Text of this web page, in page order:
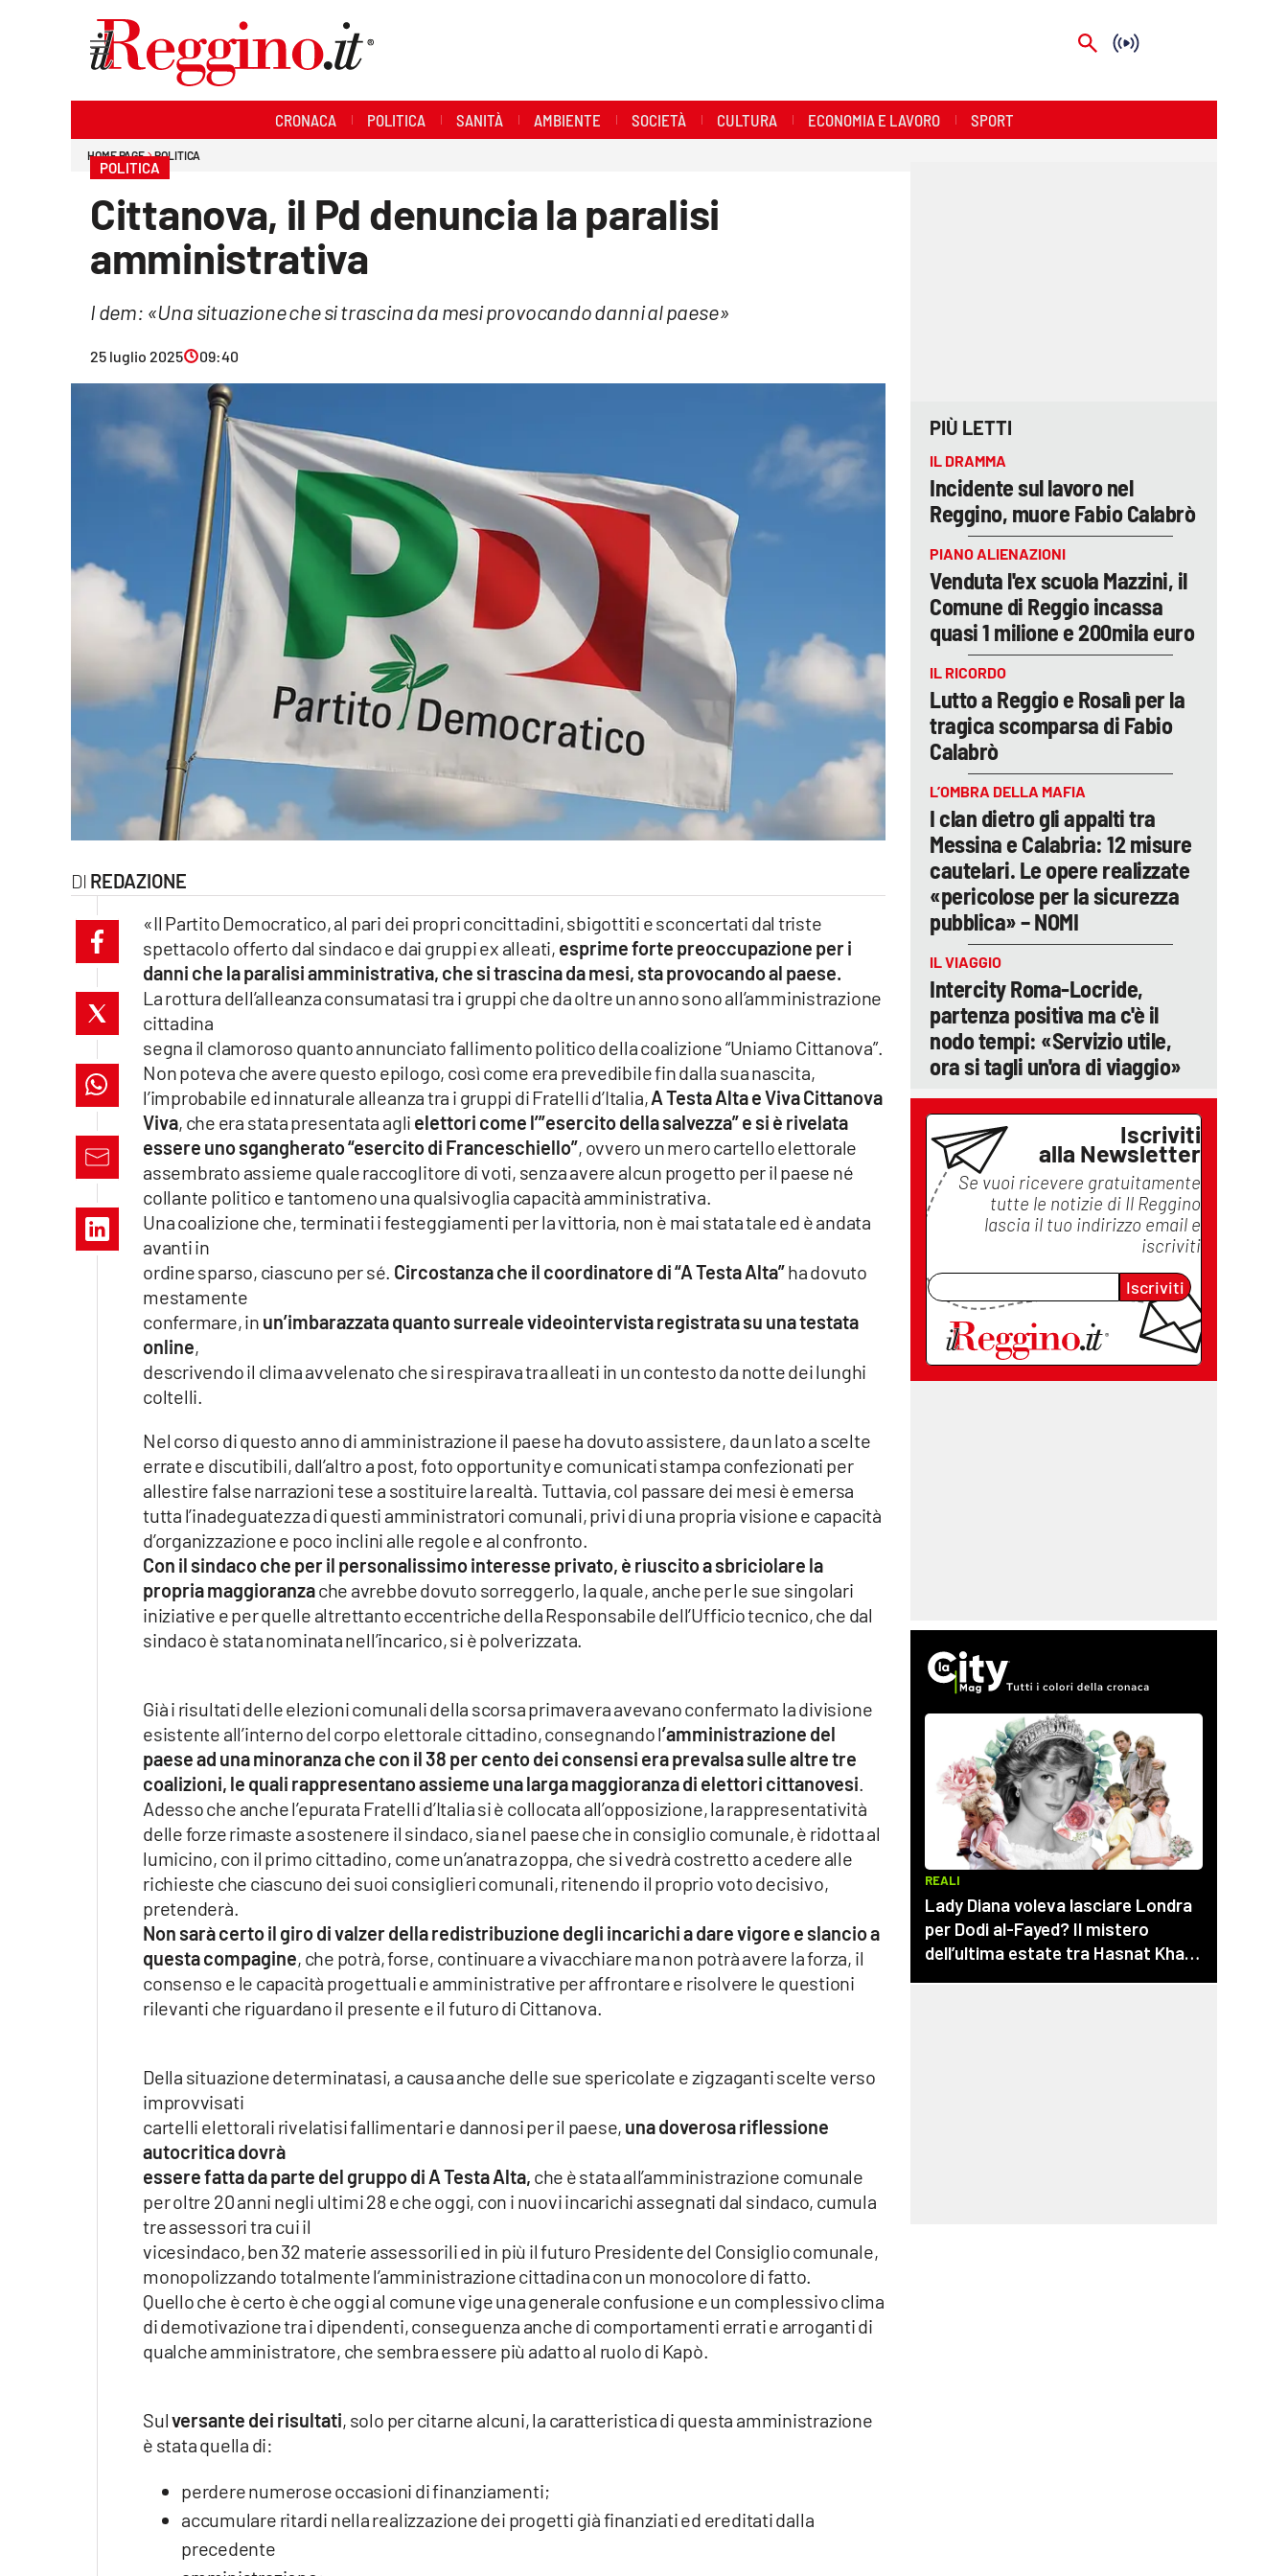
cosenzachannel.it
ilvibonese.it
catanzarochannel.it
lacapitalenews.it
Vai
CRONACA POLITICA SANITÀ AMBIENTE SOCIETÀ CULTURA ECONOMIA E LAVORO SPORT
HOME PAGE POLITICA
POLITICA
Cittanova, il Pd denuncia la paralisi
amministrativa
I dem: «Una situazione che si trascina da mesi provocando danni al paese»
25 luglio 2025 09:40
REDAZIONE
«Il Partito Democratico, al pari dei propri concittadini, sbigottiti e sconcertati dal triste
spettacolo offerto dal sindaco e dai gruppi ex alleati, esprime forte preoccupazione per i
danni che la paralisi amministrativa, che si trascina da mesi, sta provocando al paese.
La rottura dell’alleanza consumatasi tra i gruppi che da oltre un anno sono all’amministrazione
cittadina
segna il clamoroso quanto annunciato fallimento politico della coalizione “Uniamo Cittanova”.
Non poteva che avere questo epilogo, così come era prevedibile fin dalla sua nascita,
l’improbabile ed innaturale alleanza tra i gruppi di Fratelli d’Italia,A Testa Alta e Viva Cittanova
Viva, che era stata presentata agli elettori come l’”esercito della salvezza” e si è rivelata
essere uno sgangherato “esercito di Franceschiello”, ovvero un mero cartello elettorale
assembrato assieme quale raccoglitore di voti, senza avere alcun progetto per il paese né
collante politico e tantomeno una qualsivoglia capacità amministrativa.
Una coalizione che, terminati i festeggiamenti per la vittoria, non è mai stata tale ed è andata
avanti in
ordine sparso, ciascuno per sé. Circostanza che il coordinatore di “A Testa Alta”ha dovuto
mestamente
confermare, in un’imbarazzata quanto surreale videointervista registrata su una testata
online,
descrivendo il clima avvelenato che si respirava tra alleati in un contesto da notte dei lunghi
coltelli.
Nel corso di questo anno di amministrazione il paese ha dovuto assistere, da un lato a scelte
errate e discutibili, dall’altro a post, foto opportunity e comunicati stampa confezionati per
allestire false narrazioni tese a sostituire la realtà. Tuttavia, col passare dei mesi è emersa
tutta l’inadeguatezza di questi amministratori comunali, privi di una propria visione e capacità
d’organizzazione e poco inclini alle regole e al confronto.
Con il sindaco che per il personalissimo interesse privato, è riuscito a sbriciolare la
propria maggioranzache avrebbe dovuto sorreggerlo, la quale, anche per le sue singolari
iniziative e per quelle altrettanto eccentriche della Responsabile dell’Ufficio tecnico, che dal
sindaco è stata nominata nell’incarico, si è polverizzata.
Già i risultati delle elezioni comunali della scorsa primavera avevano confermato la divisione
esistente all’interno del corpo elettorale cittadino, consegnando l’amministrazione del
paese ad una minoranza che con il 38 per cento dei consensi era prevalsa sulle altre tre
coalizioni, le quali rappresentano assieme una larga maggioranza di elettori cittanovesi.
Adesso che anche l’epurata Fratelli d’Italia si è collocata all’opposizione, la rappresentatività
delle forze rimaste a sostenere il sindaco, sia nel paese che in consiglio comunale, è ridotta al
lumicino, con il primo cittadino, come un’anatra zoppa, che si vedrà costretto a cedere alle
richieste che ciascuno dei suoi consiglieri comunali, ritenendo il proprio voto decisivo,
pretenderà.
Non sarà certo il giro di valzer della redistribuzione degli incarichi a dare vigore e slancio a
questa compagine, che potrà, forse, continuare a vivacchiare ma non potrà avere la forza, il
consenso e le capacità progettuali e amministrative per affrontare e risolvere le questioni
rilevanti che riguardano il presente e il futuro di Cittanova.
Della situazione determinatasi, a causa anche delle sue spericolate e zigzaganti scelte verso
improvvisati
cartelli elettorali rivelatisi fallimentari e dannosi per il paese, una doverosa riflessione
autocritica dovrà
essere fatta da parte del gruppo di A Testa Alta, che è stata all’amministrazione comunale
per oltre 20 anni negli ultimi 28 e che oggi, con i nuovi incarichi assegnati dal sindaco, cumula
tre assessori tra cui il
vicesindaco, ben 32 materie assessorili ed in più il futuro Presidente del Consiglio comunale,
monopolizzando totalmente l’amministrazione cittadina con un monocolore di fatto.
Quello che è certo è che oggi al comune vige una generale confusione e un complessivo clima
di demotivazione tra i dipendenti, conseguenza anche di comportamenti errati e arroganti di
qualche amministratore, che sembra essere più adatto al ruolo di Kapò.
Sulversante dei risultati, solo per citarne alcuni, la caratteristica di questa amministrazione
è stata quella di:
perdere numerose occasioni di finanziamenti;
accumulare ritardi nella realizzazione dei progetti già finanziati ed ereditati dalla
precedente
PIÙ LETTI
IL DRAMMA
Incidente sul lavoro nel
Reggino, muore Fabio Calabrò
PIANO ALIENAZIONI
Venduta l'ex scuola Mazzini, il
Comune di Reggio incassa
quasi 1 milione e 200mila euro
IL RICORDO
Lutto a Reggio e Rosalì per la
tragica scomparsa di Fabio
Calabrò
L’OMBRA DELLA MAFIA
I clan dietro gli appalti tra
Messina e Calabria: 12 misure
cautelari. Le opere realizzate
«pericolose per la sicurezza
pubblica» – NOMI
IL VIAGGIO
Intercity Roma-Locride,
partenza positiva ma c'è il
nodo tempi: «Servizio utile,
ora si tagli un'ora di viaggio»
Iscriviti
alla Newsletter
Se vuoi ricevere gratuitamente
tutte le notizie di Il Reggino
lascia il tuo indirizzo email e
iscriviti
Iscriviti